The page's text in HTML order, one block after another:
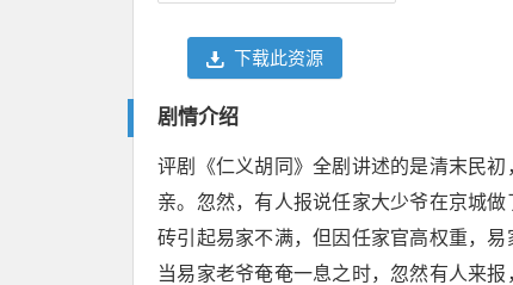
下载此资源
剧情介绍
评剧《仁义胡同》全剧讲述的是清末民
亲。忽然，有人报说任家大少爷在京城
砖引起易家不满，但因任家官高权重，
当易家老爷奄奄一息之时，忽然有人来